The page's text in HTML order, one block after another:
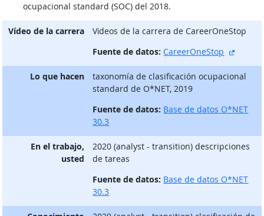
ocupacional standard (SOC) del 2018.
Vídeo de la carrera
Vίdeos de la carrera de CareerOneStop
Fuente de datos: CareerOneStop
Lo que hacen
taxonomía de clasificación ocupacional
standard de O*NET, 2019
Fuente de datos: Base de datos O*NET
30.3
En el trabajo,
usted
2020 (analyst - transition) descripciones
de tareas
Fuente de datos: Base de datos O*NET
30.3